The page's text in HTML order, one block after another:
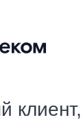
клиент,